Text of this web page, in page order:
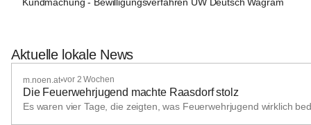
Aktuelle lokale News
m.noen.at•vor 2 Wochen
Die Feuerwehrjugend machte Raasdorf stolz
Es waren vier Tage, die zeigten, was Feuerwehrjugend wirklich